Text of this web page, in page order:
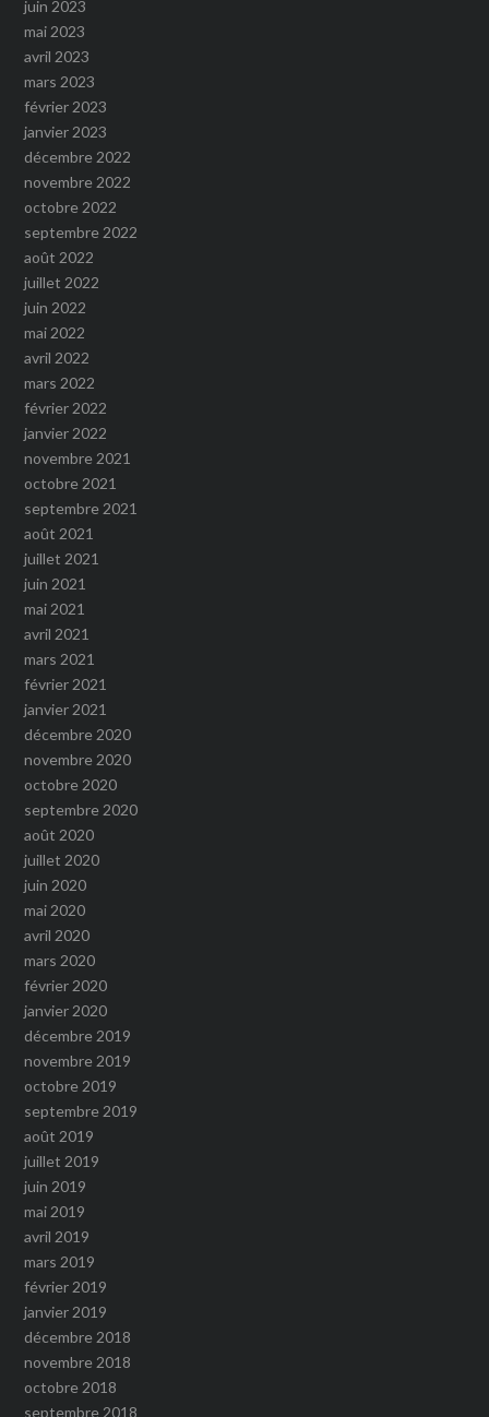
juin 2023
mai 2023
avril 2023
mars 2023
février 2023
janvier 2023
décembre 2022
novembre 2022
octobre 2022
septembre 2022
août 2022
juillet 2022
juin 2022
mai 2022
avril 2022
mars 2022
février 2022
janvier 2022
novembre 2021
octobre 2021
septembre 2021
août 2021
juillet 2021
juin 2021
mai 2021
avril 2021
mars 2021
février 2021
janvier 2021
décembre 2020
novembre 2020
octobre 2020
septembre 2020
août 2020
juillet 2020
juin 2020
mai 2020
avril 2020
mars 2020
février 2020
janvier 2020
décembre 2019
novembre 2019
octobre 2019
septembre 2019
août 2019
juillet 2019
juin 2019
mai 2019
avril 2019
mars 2019
février 2019
janvier 2019
décembre 2018
novembre 2018
octobre 2018
septembre 2018